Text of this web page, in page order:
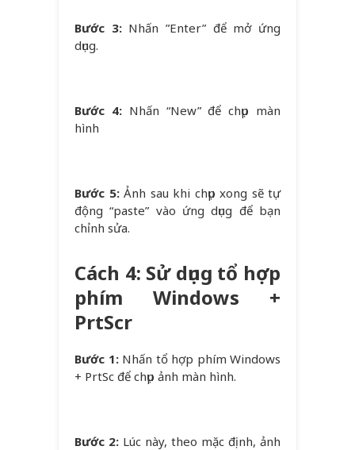
Bước 3:Nhấn ”Enter” để mở ứng
dụng.
Bước 4:Nhấn “New” để chụp màn
hình
Bước 5:Ảnh sau khi chụp xong sẽ tự
động “paste” vào ứng dụng để bạn
chỉnh sửa.
Cách 4: Sử dụng tổ hợp
phím Windows +
PrtScr
Bước 1:Nhấn tổ hợp phím Windows
+ PrtSc để chụp ảnh màn hình.
Bước 2: Lúc này, theo mặc định, ảnh